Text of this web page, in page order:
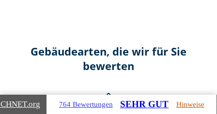
Gebäudearten, die wir für Sie
bewerten
.org 764 Bewertungen SEHR GUT Hinweise